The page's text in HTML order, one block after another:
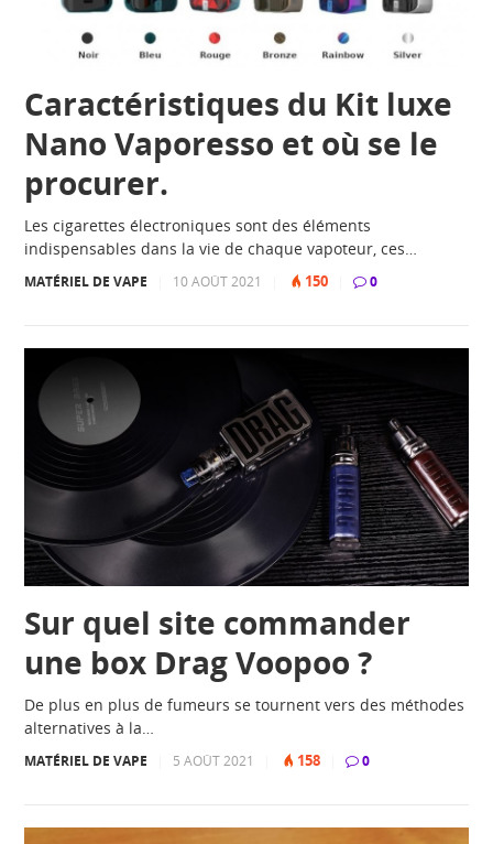
Caractéristiques du Kit luxe
Nano Vaporesso et où se le
procurer.
Les cigarettes électroniques sont des éléments
indispensables dans la vie de chaque vapoteur, ces…
MATÉRIEL DE VAPE 10 AOÛT 2021 150 0
Sur quel site commander
une box Drag Voopoo ?
De plus en plus de fumeurs se tournent vers des méthodes
alternatives à la…
MATÉRIEL DE VAPE 5 AOÛT 2021 158 0